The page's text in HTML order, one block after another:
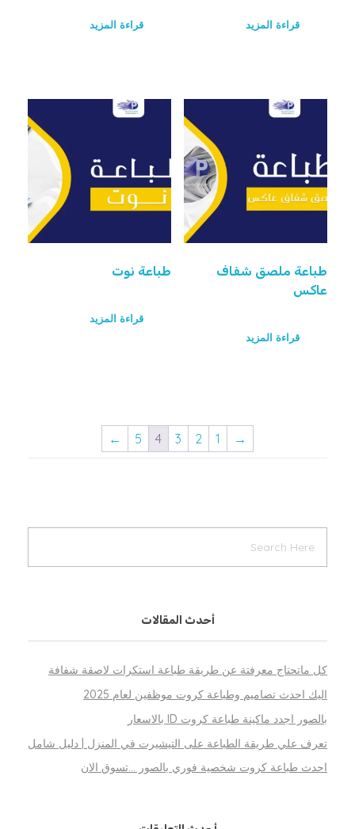
قراءة المزيد قراءة المزيد
طباعة ملصق شفاف
عاكس
قراءة المزيد
طباعة نوت
قراءة المزيد
→
1
2
3
4
5
←
أحدث المقالات
كل ماتحتاج معرفتة عن طريقة طباعة استكرات لاصقة شفافة
اليك احدث تصاميم وطباعة كروت موظفين لعام 2025
بالصور اجدد ماكينة طباعة كروت ID بالاسعار
تعرف علي طريقة الطباعة على التيشيرت في المنزل | دليل شامل
احدث طباعة كروت شخصية فوري بالصور …تسوق الان